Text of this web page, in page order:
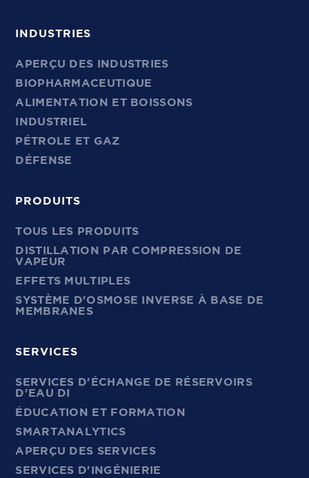
INDUSTRIES
APERÇU DES INDUSTRIES
BIOPHARMACEUTIQUE
ALIMENTATION ET BOISSONS
INDUSTRIEL
PÉTROLE ET GAZ
DÉFENSE
PRODUITS
TOUS LES PRODUITS
DISTILLATION PAR COMPRESSION DE
VAPEUR
EFFETS MULTIPLES
SYSTÈME D'OSMOSE INVERSE À BASE DE
MEMBRANES
SERVICES
SERVICES D'ÉCHANGE DE RÉSERVOIRS
D'EAU DI
ÉDUCATION ET FORMATION
SMARTANALYTICS
APERÇU DES SERVICES
SERVICES D'INGÉNIERIE